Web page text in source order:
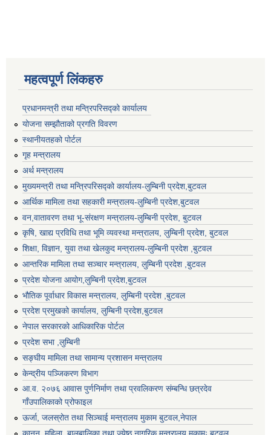
महत्वपूर्ण लिंकहरु
प्रधानमन्त्री तथा मन्त्रिपरिसद्को कार्यालय
योजना सम्झौताको प्रगति विवरण
स्थानीयतहको पोर्टल
गृह मन्त्रालय
अर्थ मन्त्रालय
मुख्यमन्त्री तथा मन्त्रिपरिसद्को कार्यालय-लुम्बिनी प्रदेश,बुटवल
आर्थिक मामिला तथा सहकारी मन्त्रालय-लुम्बिनी प्रदेश,बुटवल
वन,वातावरण तथा भू-संरक्षण मन्त्रालय-लुम्बिनी प्रदेश, बुटवल
कृषि, खाद्य प्रविधि तथा भूमि व्यवस्था मन्त्रालय, लुम्बिनी प्रदेश, बुटवल
शिक्षा, विज्ञान, युवा तथा खेलकुद मन्‍‍त्रालय-लुम्बिनी प्रदेश ,बुटवल
आन्तरिक मामिला तथा सञ्चार मन्त्रालय, लुम्बिनी प्रदेश ,बुटवल
प्रदेश योजना आयोग,लुम्बिनी प्रदेश,बुटवल
भौतिक पूर्वाधार विकास मन्त्रालय, लुम्बिनी प्रदेश ,बुटवल
प्रदेश प्रमुखको कार्यालय, लुम्बिनी प्रदेश,बुटवल
नेपाल सरकारको आधिकारिक पोर्टल
प्रदेश सभा ,लुम्बिनी
सङ्घीय मामिला तथा सामान्य प्रशासन मन्त्रालय
केन्द्रीय पञ्जिकरण विभाग
आ.व. २०७६ आवास पुर्णनिर्माण तथा प्रवलिकरण संम्बन्धि छत्रदेव
गाँउपालिकाको प्रोफाइल
ऊर्जा, जलस्रोत तथा सिञ्चाई मन्त्रालय मुकाम बुटवल,नेपाल